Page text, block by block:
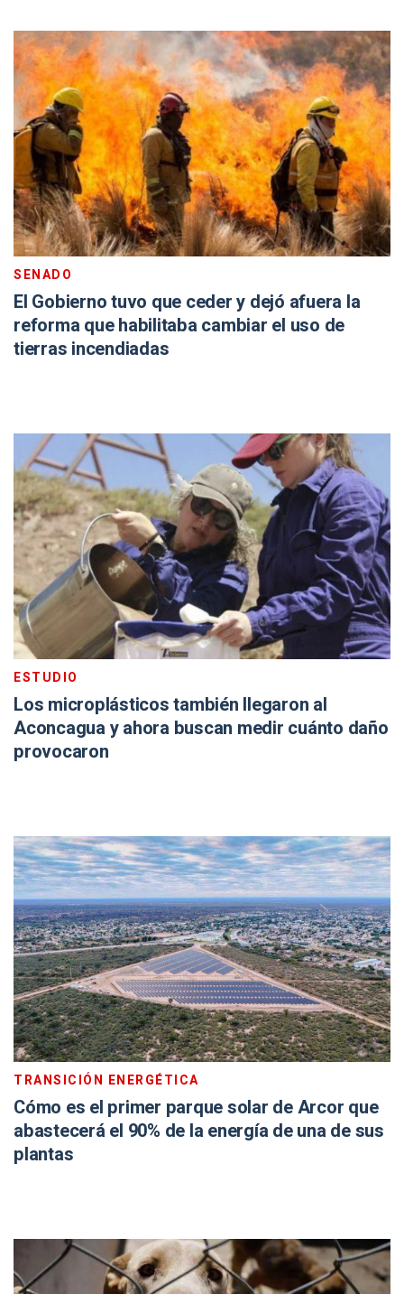
SENADO
El Gobierno tuvo que ceder y dejó afuera la
reforma que habilitaba cambiar el uso de
tierras incendiadas
ESTUDIO
Los microplásticos también llegaron al
Aconcagua y ahora buscan medir cuánto daño
provocaron
TRANSICIÓN ENERGÉTICA
Cómo es el primer parque solar de Arcor que
abastecerá el 90% de la energía de una de sus
plantas